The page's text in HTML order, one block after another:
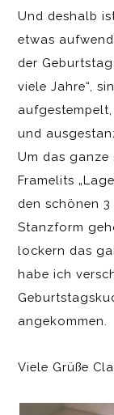
Und deshalb
etwas
der
viele Jahre“,
und
Um das ganze
Framelits
den schönen
Stanzform
lockern das
habe ich
angekommen.
Viele Grüße